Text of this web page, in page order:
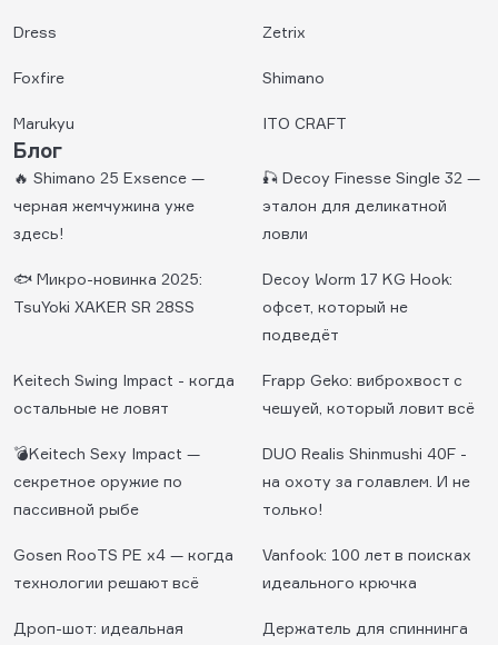
Dress Zetrix
Foxfire Shimano
Marukyu ITO CRAFT
Блог
🔥 Shimano 25 Exsence —
черная жемчужина уже
здесь!
🎣 Decoy Finesse Single 32 —
эталон для деликатной
ловли
🐟 Микро-новинка 2025:
TsuYoki XAKER SR 28SS
Decoy Worm 17 KG Hook:
офсет, который не
подведёт
Keitech Swing Impaсt - когда
остальные не ловят
Frapp Geko: виброхвост с
чешуей, который ловит всё
💣Keitech Sexy Impact —
секретное оружие по
пассивной рыбе
DUO Realis Shinmushi 40F -
на охоту за голавлем. И не
только!
Gosen RooTS PE x4 — когда
технологии решают всё
Vanfook: 100 лет в поисках
идеального крючка
Дроп-шот: идеальная
Держатель для спиннинга